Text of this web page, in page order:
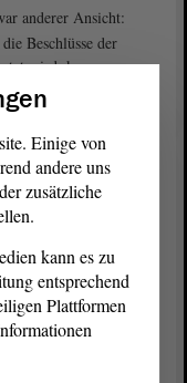
anderer Ansicht:
Beschlüsse der
wird, kann
von Sachsen-
und flexiblere
Daneben
(aus alten
denAntragder
Dort beraten
Einige von
andere uns
zusätzliche
kann es zu
entsprechend
Plattformen